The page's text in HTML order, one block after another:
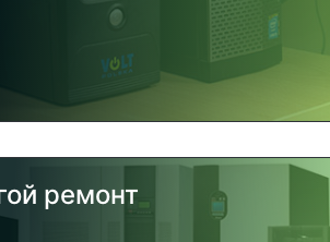
ремонт